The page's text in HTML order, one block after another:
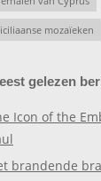
mozaïeken
gelezen
Icon of the
brandende